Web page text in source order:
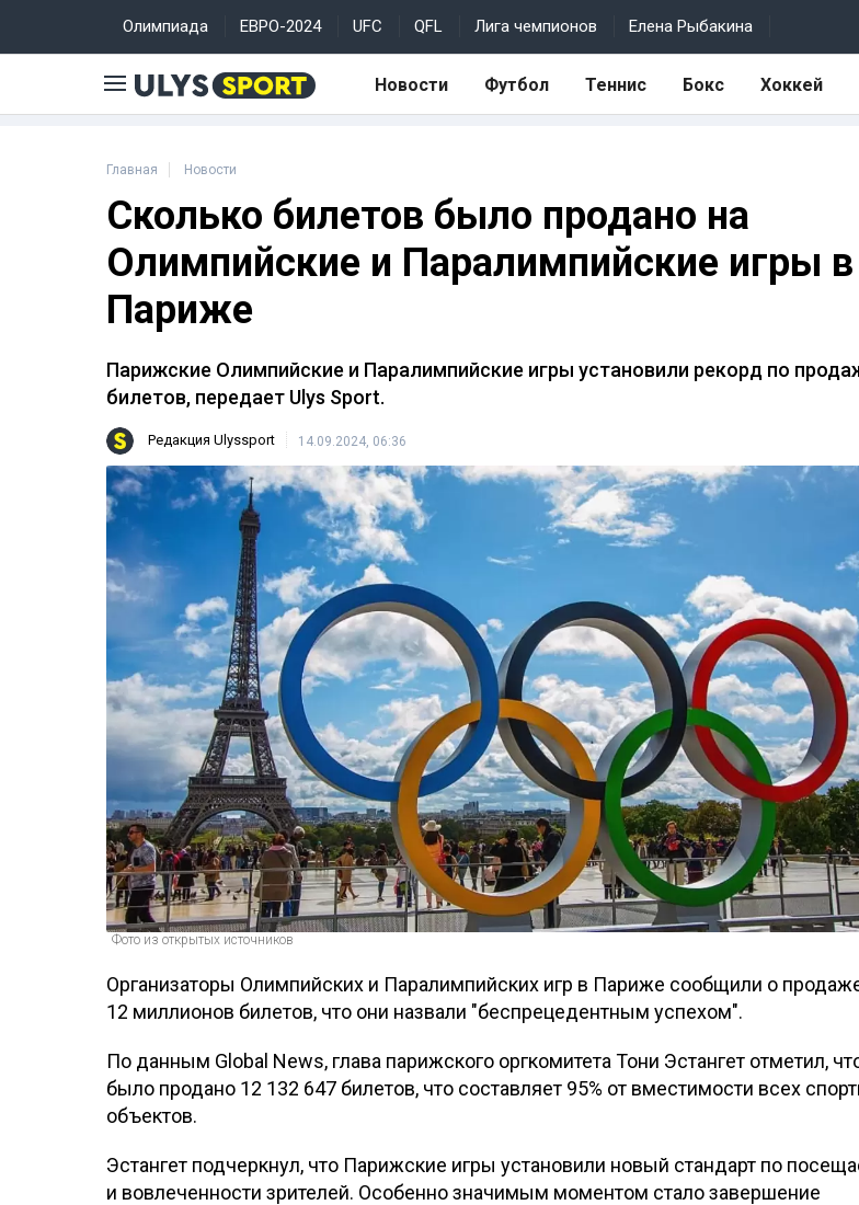
Олимпиада ЕВРО-2024 UFC QFL Лига чемпионов Елена Рыбакина
Новости Футбол Теннис Бокс Хоккей
Главная Новости
Сколько билетов было продано на
Олимпийские и Паралимпийские игры в
Париже
Парижские Олимпийские и Паралимпийские игры установили рекорд по
билетов, передает Ulys Sport.
Редакция Ulyssport 14.09.2024, 06:36
Фото из открытых источников
Организаторы Олимпийских и Паралимпийских игр в Париже сообщили о
12 миллионов билетов, что они назвали "беспрецедентным успехом".
По данным Global News, глава парижского оргкомитета Тони Эстангет отметил,
было продано 12 132 647 билетов, что составляет 95% от вместимости всех
объектов.
Эстангет подчеркнул, что Парижские игры установили новый стандарт по
и вовлеченности зрителей. Особенно значимым моментом стало завершение